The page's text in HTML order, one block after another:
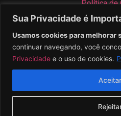
Sua Privacidade é
Usamos cookies para melhorar
continuar navegando, você
Privacidade e o uso de cookies.
Aceitar
Política de
Isenção de